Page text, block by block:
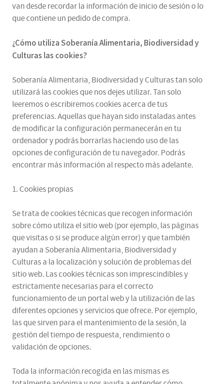
van desde recordar la información de inicio de sesión o lo
que contiene un pedido de compra.
¿Cómo utilizaSoberanía Alimentaria, Biodiversidad y
Culturas las cookies?
Soberanía Alimentaria, Biodiversidad y Culturas tan solo
utilizará las cookies que nos dejes utilizar. Tan solo
leeremos o escribiremos cookies acerca de tus
preferencias. Aquellas que hayan sido instaladas antes
de modificar la configuración permanecerán en tu
ordenador y podrás borrarlas haciendo uso de las
opciones de configuración de tu navegador. Podrás
encontrar más información al respecto más adelante.
1. Cookies propias
Se trata de cookies técnicas que recogen información
sobre cómo utiliza el sitio web (por ejemplo, las páginas
que visitas o si se produce algún error) y que también
ayudan a Soberanía Alimentaria, Biodiversidad y
Culturas a la localización y solución de problemas del
sitio web. Las cookies técnicas son imprescindibles y
estrictamente necesarias para el correcto
funcionamiento de un portal web y la utilización de las
diferentes opciones y servicios que ofrece. Por ejemplo,
las que sirven para el mantenimiento de la sesión, la
gestión del tiempo de respuesta, rendimiento o
validación de opciones.
Toda la información recogida en las mismas es